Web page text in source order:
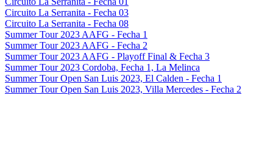
Circuito La Serranita - Fecha 03
Circuito La Serranita - Fecha 08
Summer Tour 2023 AAFG - Fecha 1
Summer Tour 2023 AAFG - Fecha 2
Summer Tour 2023 AAFG - Playoff Final & Fecha 3
Summer Tour 2023 Cordoba, Fecha 1, La Melinca
Summer Tour Open San Luis 2023, El Calden - Fecha 1
Summer Tour Open San Luis 2023, Villa Mercedes - Fecha 2